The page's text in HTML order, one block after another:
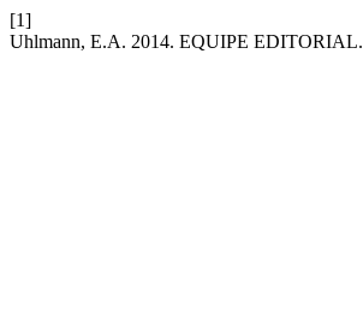
[1]
Uhlmann, E.A. 2014. EQUIPE EDITORIAL.